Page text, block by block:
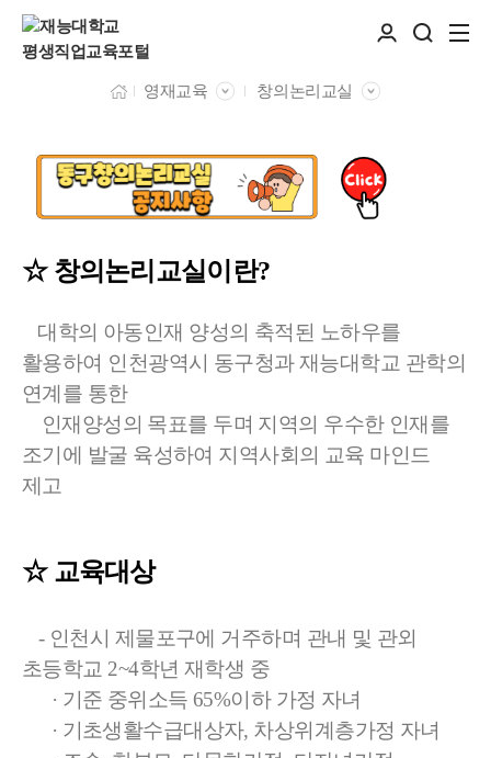
영재교육 창의논리교실
☆ 창의논리교실이란?
대학의 아동인재 양성의 축적된 노하우를
활용하여 인천광역시 동구청과 재능대학교 관학의
연계를 통한
인재양성의 목표를 두며 지역의 우수한 인재를
조기에 발굴 육성하여 지역사회의 교육 마인드
제고
☆ 교육대상
- 인천시 제물포구에 거주하며 관내 및 관외
초등학교 2~4학년 재학생 중
· 기준 중위소득 65%이하 가정 자녀
· 기초생활수급대상자, 차상위계층가정 자녀